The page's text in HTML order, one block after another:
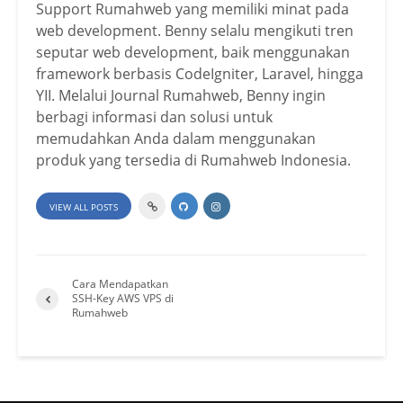
Support Rumahweb yang memiliki minat pada
web development. Benny selalu mengikuti tren
seputar web development, baik menggunakan
framework berbasis CodeIgniter, Laravel, hingga
YII. Melalui Journal Rumahweb, Benny ingin
berbagi informasi dan solusi untuk
memudahkan Anda dalam menggunakan
produk yang tersedia di Rumahweb Indonesia.
VIEW ALL POSTS
Cara Mendapatkan
SSH-Key AWS VPS di
Rumahweb